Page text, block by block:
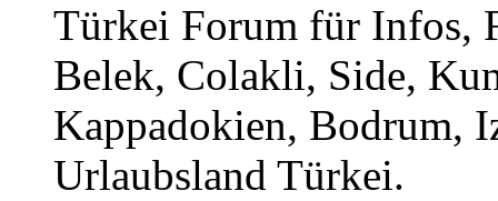
Türkei Forum für Infos,
Belek, Colakli, Side,
Kappadokien, Bodrum,
Urlaubsland Türkei.